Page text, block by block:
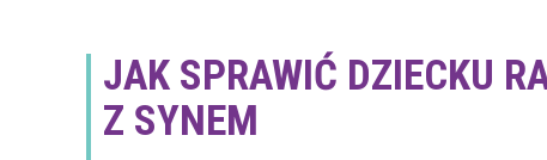
JAK SPRAWIĆ DZIECKU
Z SYNEM